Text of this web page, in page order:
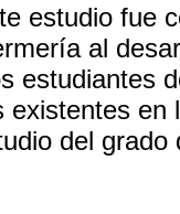
estudio fue
al
estudiantes
existentes
del grado